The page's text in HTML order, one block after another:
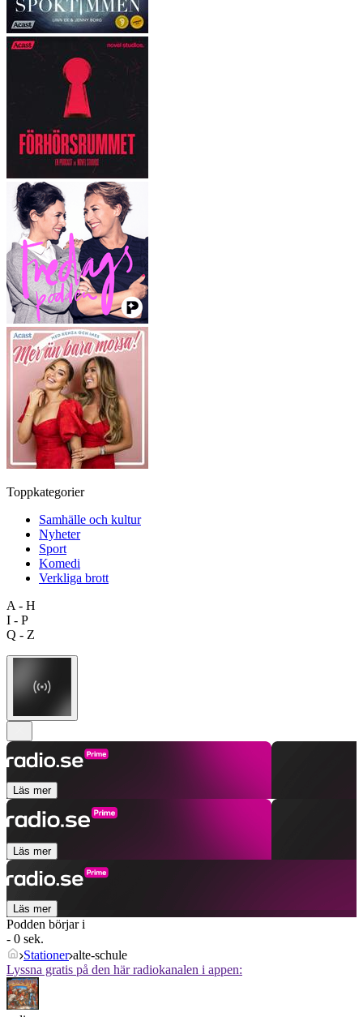
Toppkategorier
Samhälle och kultur
Nyheter
Sport
Komedi
Verkliga brott
A - H
I - P
Q - Z
Läs mer
Läs mer
Läs mer
Podden börjar i
- 0 sek.
Stationer alte-schule
Lyssna gratis på den här radiokanalen i appen: